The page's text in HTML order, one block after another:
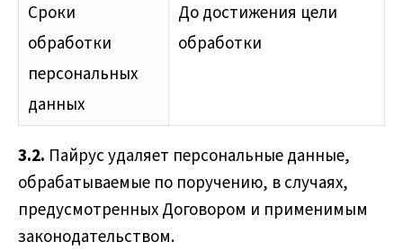
Сроки
обработки
персональных
данных
До достижения цели
обработки
3.2. Пайрус удаляет персональные данные,
обрабатываемые по поручению, в случаях,
предусмотренных Договором и применимым
законодательством.